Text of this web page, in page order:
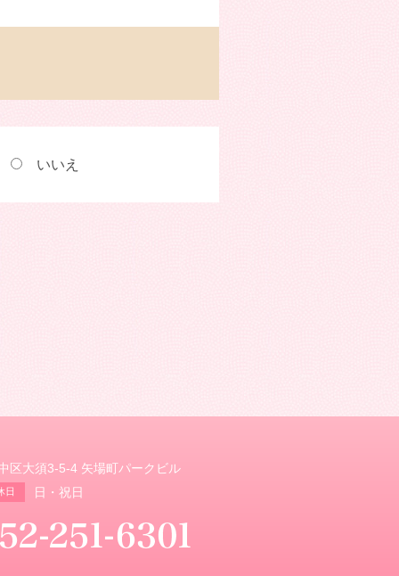
いいえ
区大須3-5-4 矢場町パークビル
日 日・祝日